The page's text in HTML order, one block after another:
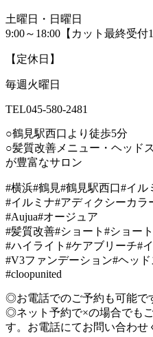
土曜日・日曜日
9:00～18:00【カット最終受付
【定休日】
毎週火曜日
TEL045-580-2481
○鶴見駅西口より徒歩5分
○髪質改善メニュー・ヘッド
が豊富なサロン
#横浜#鶴見#鶴見駅西口#イル
#イルミナ#アディクシーカラ
#Aujua#オージュア
#髪質改善#ショート#ショー
#ハイライト#ケアブリーチ#
#V3ファンデーション#ヘッ
#cloopunited
◎お電話でのご予約も可能で
◎ネット予約で×の場合でも
す。お電話にてお問い合わせ